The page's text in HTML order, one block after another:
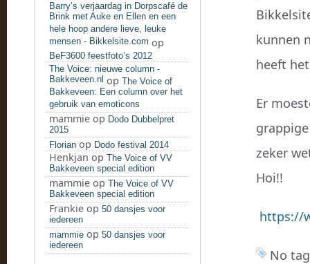
Barry’s verjaardag in Dorpscafé de
Brink met Auke en Ellen en een
hele hoop andere lieve, leuke
mensen - Bikkelsite.com op
BeF3600 feestfoto’s 2012
The Voice: nieuwe column -
Bakkeveen.nl op The Voice of
Bakkeveen: Een column over het
gebruik van emoticons
mammie op Dodo Dubbelpret
2015
Florian op Dodo festival 2014
Henkjan op The Voice of VV
Bakkeveen special edition
mammie op The Voice of VV
Bakkeveen special edition
Frankie op 50 dansjes voor
iedereen
mammie op 50 dansjes voor
iedereen
kunnen
heeft
Er
zeker
Hoi!!
https://
No